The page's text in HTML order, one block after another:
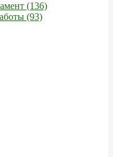
(136)
(93)